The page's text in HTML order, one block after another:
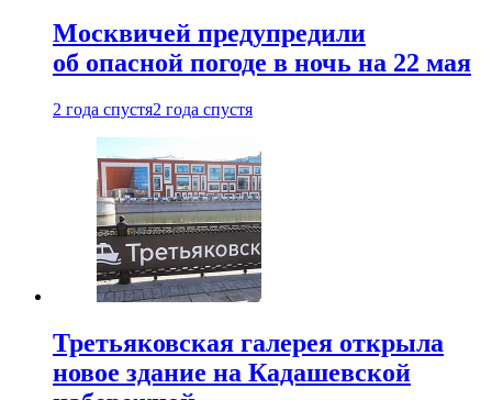
Москвичей предупредили
об опасной погоде в ночь на 22 мая
2 года спустя2 года спустя
Третьяковская галерея открыла
новое здание на Кадашевской